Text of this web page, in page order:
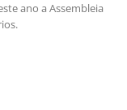
ano a Assembleia